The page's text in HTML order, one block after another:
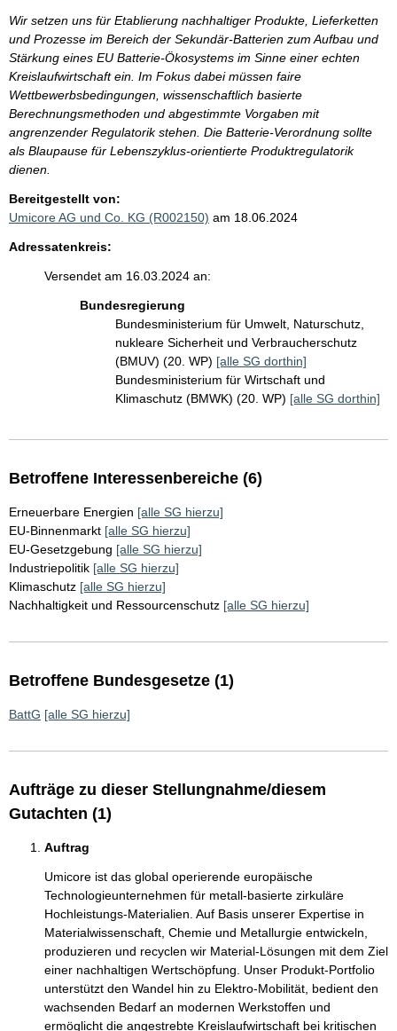
Wir setzen uns für Etablierung nachhaltiger Produkte, Lieferketten
und Prozesse im Bereich der Sekundär-Batterien zum Aufbau und
Stärkung eines EU Batterie-Ökosystems im Sinne einer echten
Kreislaufwirtschaft ein. Im Fokus dabei müssen faire
Wettbewerbsbedingungen, wissenschaftlich basierte
Berechnungsmethoden und abgestimmte Vorgaben mit
angrenzender Regulatorik stehen. Die Batterie-Verordnung sollte
als Blaupause für Lebenszyklus-orientierte Produktregulatorik
dienen.
Bereitgestellt von:
Umicore AG und Co. KG (R002150) am 18.06.2024
Adressatenkreis:
Versendet am 16.03.2024 an:
Bundesregierung
Bundesministerium für Umwelt, Naturschutz,
nukleare Sicherheit und Verbraucherschutz
(BMUV) (20. WP) [alle SG dorthin]
Bundesministerium für Wirtschaft und
Klimaschutz (BMWK) (20. WP) [alle SG dorthin]
Betroffene Interessenbereiche (6)
Erneuerbare Energien [alle SG hierzu]
EU-Binnenmarkt [alle SG hierzu]
EU-Gesetzgebung [alle SG hierzu]
Industriepolitik [alle SG hierzu]
Klimaschutz [alle SG hierzu]
Nachhaltigkeit und Ressourcenschutz [alle SG hierzu]
Betroffene Bundesgesetze (1)
BattG [alle SG hierzu]
Aufträge zu dieser Stellungnahme/diesem
Gutachten (1)
Auftrag
Umicore ist das global operierende europäische
Technologieunternehmen für metall-basierte zirkuläre
Hochleistungs-Materialien. Auf Basis unserer Expertise in
Materialwissenschaft, Chemie und Metallurgie entwickeln,
produzieren und recyclen wir Material-Lösungen mit dem Ziel
einer nachhaltigen Wertschöpfung. Unser Produkt-Portfolio
unterstützt den Wandel hin zu Elektro-Mobilität, bedient den
wachsenden Bedarf an modernen Werkstoffen und
ermöglicht die angestrebte Kreislaufwirtschaft bei kritischen